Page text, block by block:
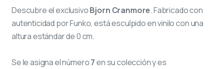
Descubre el exclusivoBjorn Cranmore. Fabricado con
autenticidad por Funko, está esculpido en vinilo con una
altura estándar de 0 cm.
Se le asigna el número7en su colección y es